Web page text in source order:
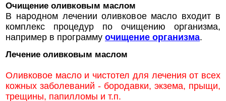
Очищение оливковым маслом
В народном лечении оливковое масло входит в
комплекс процедур по очищению организма,
например в программу очищение организма.
Лечение оливковым маслом
Оливковое масло и чистотел для лечения от всех
кожных заболеваний - бородавки, экзема, прыщи,
трещины, папилломы и т.п.